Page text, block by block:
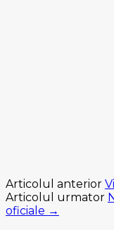
Articolul anterior
Articolul urmator
oficiale →